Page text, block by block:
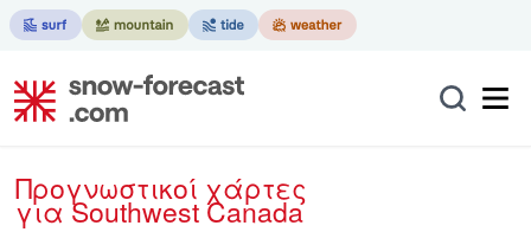
Προγνωστικοί χάρτες
για Southwest Canada